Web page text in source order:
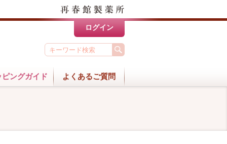
ログイン
ングガイド よくあるご質問